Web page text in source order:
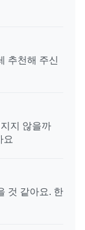
추천해 주신
지 않을까
요
것 같아요. 한